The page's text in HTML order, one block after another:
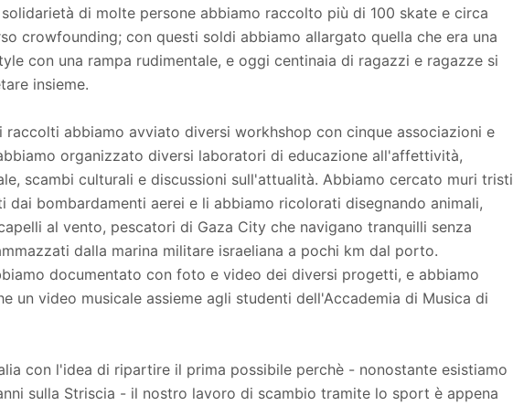
di molte persone abbiamo raccolto più di 100 skate e circa
crowfounding; con questi soldi abbiamo allargato quella che era una
con una rampa rudimentale, e oggi centinaia di ragazzi e ragazze si
insieme.
raccolti abbiamo avviato diversi workhshop con cinque associazioni e
organizzato diversi laboratori di educazione all'affettività,
scambi culturali e discussioni sull'attualità. Abbiamo cercato muri tristi
dai bombardamenti aerei e li abbiamo ricolorati disegnando animali,
al vento, pescatori di Gaza City che navigano tranquilli senza
dalla marina militare israeliana a pochi km dal porto.
documentato con foto e video dei diversi progetti, e abbiamo
un video musicale assieme agli studenti dell'Accademia di Musica di
con l'idea di ripartire il prima possibile perchè - nonostante esistiamo
sulla Striscia - il nostro lavoro di scambio tramite lo sport è appena